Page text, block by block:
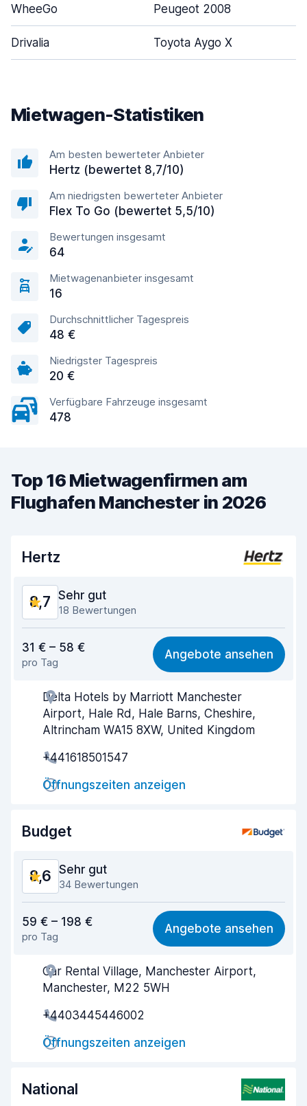
WheeGo Peugeot 2008
Drivalia Toyota Aygo X
Mietwagen-Statistiken
Am besten bewerteter Anbieter
Hertz (bewertet 8,7/10)
Am niedrigsten bewerteter Anbieter
Flex To Go (bewertet 5,5/10)
Bewertungen insgesamt
64
Mietwagenanbieter insgesamt
16
Durchschnittlicher Tagespreis
48 €
Niedrigster Tagespreis
20 €
Verfügbare Fahrzeuge insgesamt
478
Top 16 Mietwagenfirmen am
Flughafen Manchester in 2026
Hertz
8,7 Sehr gut
18 Bewertungen
8,5
Einfach zu finden 7,8
Agenten-Hilfsbereitschaft
Schnelle Abholung
Schnelle Abgabe
Sauberkeit des Fahrzeugs
31 € – 58 €
pro Tag
Angebote ansehen
Delta Hotels by Marriott Manchester
Airport, Hale Rd, Hale Barns, Cheshire,
Altrincham WA15 8XW, United Kingdom
+441618501547
Öffnungszeiten anzeigen
Budget
8,6 Sehr gut
34 Bewertungen
8,2
Einfach zu finden 8,5
Agenten-Hilfsbereitschaft
Schnelle Abgabe
Zustand des Fahrzeugs 8,7
59 € – 198 €
pro Tag
Angebote ansehen
Car Rental Village, Manchester Airport,
Manchester, M22 5WH
+4403445446002
Öffnungszeiten anzeigen
National